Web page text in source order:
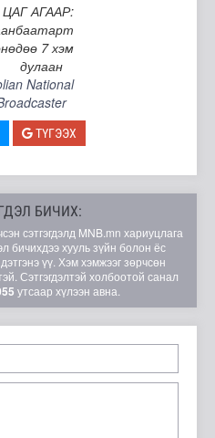
ЦАГ АГААР:
7 хэм
дулаан
National
ТҮГЭЭХ
БИЧИХ:
сэтгэгдэлд MNB.mn хариуцлага
бичихдээ хууль зүйн болон ёс
үү. Хэм хэмжээг зөрчсөн
Сэтгэгдэлтэй холбоотой санал
утсаар хүлээн авна.